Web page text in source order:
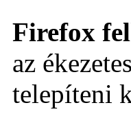
Firefox
az
telepíteni